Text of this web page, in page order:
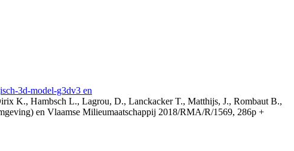
3d-model-g3dv3 en
K., Hambsch L., Lagrou, D., Lanckacker T., Matthijs, J., Rombaut B.,
en Vlaamse Milieumaatschappij 2018/RMA/R/1569, 286p +